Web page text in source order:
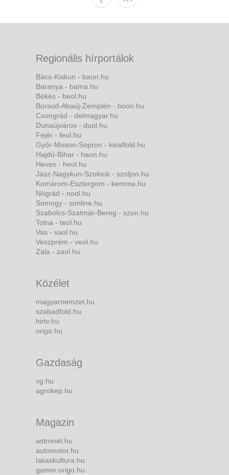
Regionális hírportálok
Bács-Kiskun - baon.hu
Baranya - bama.hu
Békés - beol.hu
Borsod-Abaúj-Zemplén - boon.hu
Csongrád - delmagyar.hu
Dunaújváros - duol.hu
Fejér - feol.hu
Győr-Moson-Sopron - kisalfold.hu
Hajdú-Bihar - haon.hu
Heves - heol.hu
Jász-Nagykun-Szolnok - szoljon.hu
Komárom-Esztergom - kemma.hu
Nógrád - nool.hu
Somogy - sonline.hu
Szabolcs-Szatmár-Bereg - szon.hu
Tolna - teol.hu
Vas - vaol.hu
Veszprém - veol.hu
Zala - zaol.hu
Közélet
magyarnemzet.hu
szabadfold.hu
hirtv.hu
origo.hu
Gazdaság
vg.hu
agrokep.hu
Magazin
astronet.hu
automotor.hu
lakaskultura.hu
gamer.origo.hu